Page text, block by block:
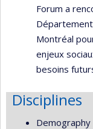
Forum a
Montréal
enjeux
besoins
Disciplines
Demography